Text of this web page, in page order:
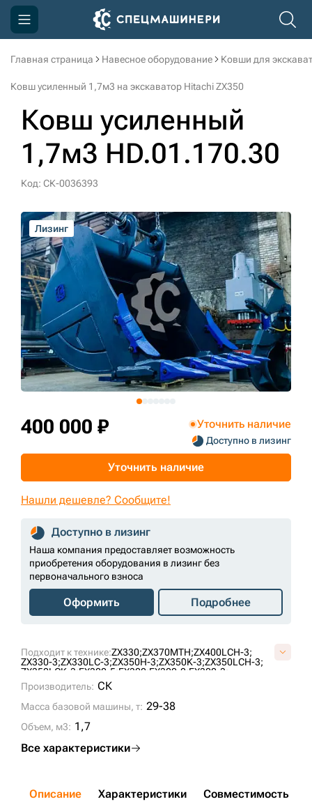
Главная страница Навесное оборудование Ковши для
Ковш усиленный 1,7м3 на экскаватор Hitachi ZX350
Ковш усиленный
1,7м3 HD.01.170.30
Код: СК-0036393
Лизинг
Лизинг
Лизинг
Лизинг
Лизинг
Лизинг
Лизинг
Подходит к технике:ZX330;ZX370MTH;ZX400LCH-3;
ZX330-3;ZX330LC-3;ZX350H-3;ZX350K-3;ZX350LCH-3;
ZX350LCK-3;EX300-5;EX300;EX300-2;EX300-3;
ZX330LC-5G;
ZX330-5G;
Производитель: СК
Масса базовой машины, т: 29-38
Объем, м3: 1,7
Все характеристики
400 000 ₽ Уточнить наличие
Доступно в лизинг
Уточнить наличие
Нашли дешевле? Сообщите!
Доступно в лизинг
Наша компания предоставляет возможность
приобретения оборудования в лизинг без
первоначального взноса
Оформить Подробнее
Описание Характеристики Совместимость
Компания
Доставка и оплата
Информация
Контакты
3D тур по производству
3D тур по складам
sksale@skdst.ru
+7 (499) 394-50-93